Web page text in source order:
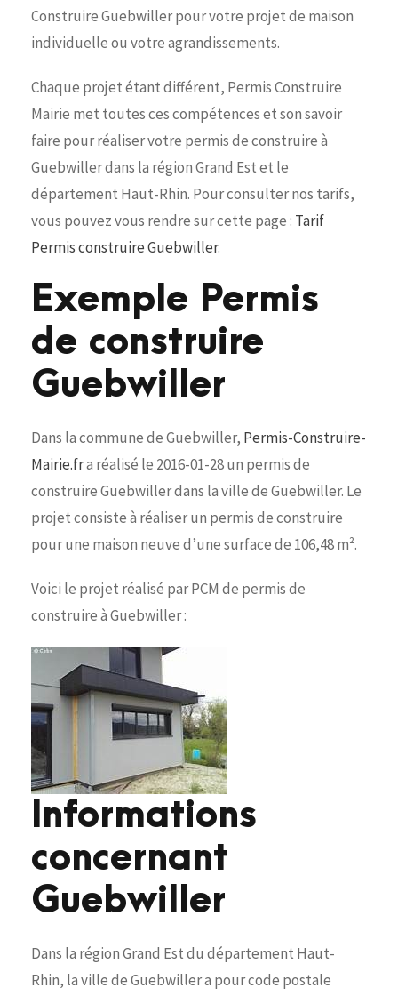
Construire Guebwiller pour votre projet de maison
individuelle ou votre agrandissements.
Chaque projet étant différent, Permis Construire
Mairie met toutes ces compétences et son savoir
faire pour réaliser votre permis de construire à
Guebwiller dans la région Grand Est et le
département Haut-Rhin. Pour consulter nos tarifs,
vous pouvez vous rendre sur cette page : Tarif
Permis construire Guebwiller.
Exemple Permis
de construire
Guebwiller
Dans la commune de Guebwiller, Permis-Construire-
Mairie.fra réalisé le 2016-01-28 un permis de
construire Guebwiller dans la ville de Guebwiller. Le
projet consiste à réaliser un permis de construire
pour une maison neuve d’une surface de 106,48 m².
Voici le projet réalisé par PCM de permis de
construire à Guebwiller :
Informations
concernant
Guebwiller
Dans la région Grand Est du département Haut-
Rhin, la ville de Guebwiller a pour code postale